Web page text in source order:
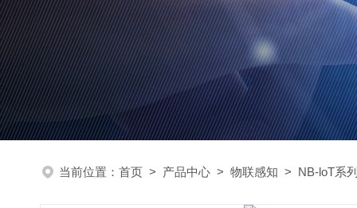
当前位置： 首页 > 产品中心 > 物联感知 > NB-loT系